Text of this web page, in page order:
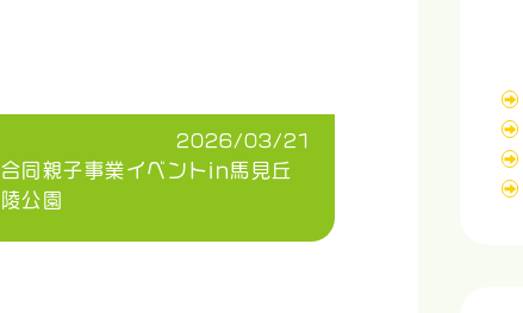
2026/03/21
合同親子事業イベントin馬見丘
陵公園